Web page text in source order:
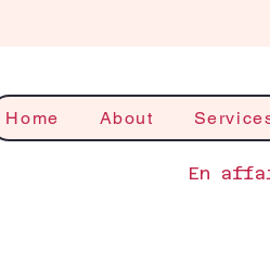
Home About
En